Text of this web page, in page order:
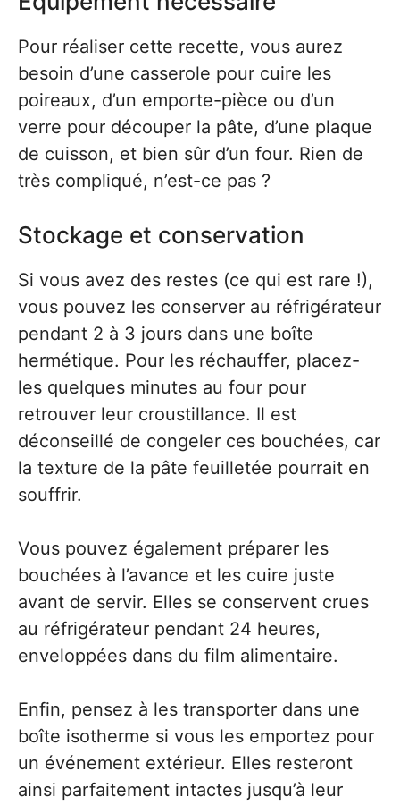
Pour réaliser cette recette, vous aurez
besoin d’une casserole pour cuire les
poireaux, d’un emporte-pièce ou d’un
verre pour découper la pâte, d’une plaque
de cuisson, et bien sûr d’un four. Rien de
très compliqué, n’est-ce pas ?
Stockage et conservation
Si vous avez des restes (ce qui est rare !),
vous pouvez les conserver au réfrigérateur
pendant 2 à 3 jours dans une boîte
hermétique. Pour les réchauffer, placez-
les quelques minutes au four pour
retrouver leur croustillance. Il est
déconseillé de congeler ces bouchées, car
la texture de la pâte feuilletée pourrait en
souffrir.
Vous pouvez également préparer les
bouchées à l’avance et les cuire juste
avant de servir. Elles se conservent crues
au réfrigérateur pendant 24 heures,
enveloppées dans du film alimentaire.
Enfin, pensez à les transporter dans une
boîte isotherme si vous les emportez pour
un événement extérieur. Elles resteront
ainsi parfaitement intactes jusqu’à leur